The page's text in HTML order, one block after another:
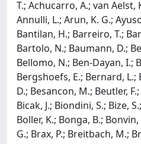
T.; Achucarro, A.; van Aelst,
Annulli, L.; Arun, K. G.;
Bantilan, H.; Barreiro, T.;
Bartolo, N.; Baumann, D.;
Bellomo, N.; Ben-Dayan, I.;
Bergshoefs, E.; Bernard, L.;
D.; Besancon, M.; Beutler,
Bicak, J.; Biondini, S.; Bize,
Boller, K.; Bonga, B.;
G.; Brax, P.; Breitbach, M.;